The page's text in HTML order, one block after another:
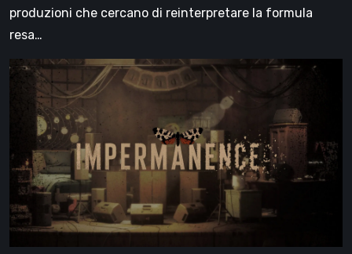
produzioni che cercano di reinterpretare la formula
resa…
Impermanence:
costruire
santuario
nel
teatro
fantasmi
[Video]